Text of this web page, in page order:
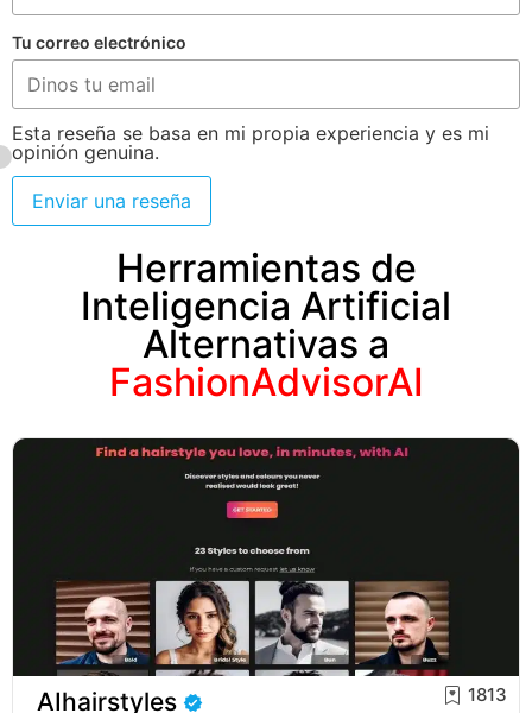
Tu correo electrónico
Esta reseña se basa en mi propia experiencia y es mi
opinión genuina.
Enviar una reseña
Herramientas de
Inteligencia Artificial
Alternativas a
FashionAdvisorAI
AIhairstyles 1813